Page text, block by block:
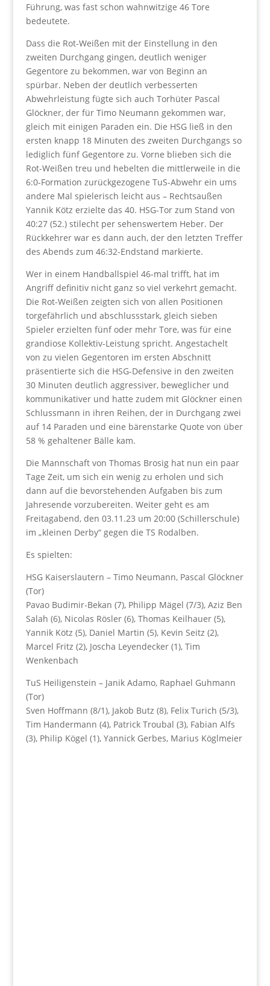
Führung, was fast schon wahnwitzige 46 Tore
bedeutete.
Dass die Rot-Weißen mit der Einstellung in den
zweiten Durchgang gingen, deutlich weniger
Gegentore zu bekommen, war von Beginn an
spürbar. Neben der deutlich verbesserten
Abwehrleistung fügte sich auch Torhüter Pascal
Glöckner, der für Timo Neumann gekommen war,
gleich mit einigen Paraden ein. Die HSG ließ in den
ersten knapp 18 Minuten des zweiten Durchgangs so
lediglich fünf Gegentore zu. Vorne blieben sich die
Rot-Weißen treu und hebelten die mittlerweile in die
6:0-Formation zurückgezogene TuS-Abwehr ein ums
andere Mal spielerisch leicht aus – Rechtsaußen
Yannik Kötz erzielte das 40. HSG-Tor zum Stand von
40:27 (52.) stilecht per sehenswertem Heber. Der
Rückkehrer war es dann auch, der den letzten Treffer
des Abends zum 46:32-Endstand markierte.
Wer in einem Handballspiel 46-mal trifft, hat im
Angriff definitiv nicht ganz so viel verkehrt gemacht.
Die Rot-Weißen zeigten sich von allen Positionen
torgefährlich und abschlussstark, gleich sieben
Spieler erzielten fünf oder mehr Tore, was für eine
grandiose Kollektiv-Leistung spricht. Angestachelt
von zu vielen Gegentoren im ersten Abschnitt
präsentierte sich die HSG-Defensive in den zweiten
30 Minuten deutlich aggressiver, beweglicher und
kommunikativer und hatte zudem mit Glöckner einen
Schlussmann in ihren Reihen, der in Durchgang zwei
auf 14 Paraden und eine bärenstarke Quote von über
58 % gehaltener Bälle kam.
Die Mannschaft von Thomas Brosig hat nun ein paar
Tage Zeit, um sich ein wenig zu erholen und sich
dann auf die bevorstehenden Aufgaben bis zum
Jahresende vorzubereiten. Weiter geht es am
Freitagabend, den 03.11.23 um 20:00 (Schillerschule)
im „kleinen Derby“ gegen die TS Rodalben.
Es spielten:
HSG Kaiserslautern – Timo Neumann, Pascal Glöckner
(Tor)
Pavao Budimir-Bekan (7), Philipp Mägel (7/3), Aziz Ben
Salah (6), Nicolas Rösler (6), Thomas Keilhauer (5),
Yannik Kötz (5), Daniel Martin (5), Kevin Seitz (2),
Marcel Fritz (2), Joscha Leyendecker (1), Tim
Wenkenbach
TuS Heiligenstein – Janik Adamo, Raphael Guhmann
(Tor)
Sven Hoffmann (8/1), Jakob Butz (8), Felix Turich (5/3),
Tim Handermann (4), Patrick Troubal (3), Fabian Alfs
(3), Philip Kögel (1), Yannick Gerbes, Marius Köglmeier